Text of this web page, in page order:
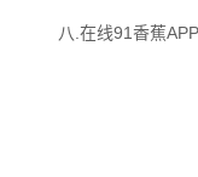
八.在线91香蕉